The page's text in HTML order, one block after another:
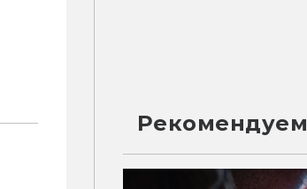
Рекомендуем